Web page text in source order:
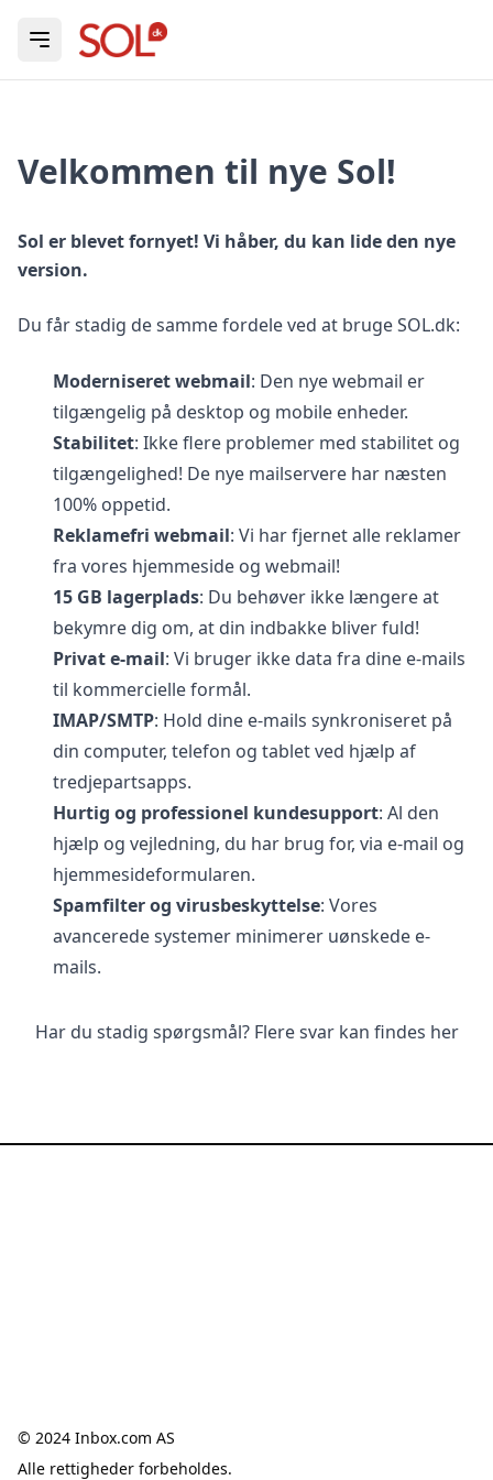
Open menu
Velkommen til nye Sol!
Sol er blevet fornyet! Vi håber, du kan lide den nye
version.
Du får stadig de samme fordele ved at bruge SOL.dk:
Moderniseret webmail: Den nye webmail er
tilgængelig på desktop og mobile enheder.
Stabilitet: Ikke flere problemer med stabilitet og
tilgængelighed! De nye mailservere har næsten
100% oppetid.
Reklamefri webmail: Vi har fjernet alle reklamer
fra vores hjemmeside og webmail!
15 GB lagerplads: Du behøver ikke længere at
bekymre dig om, at din indbakke bliver fuld!
Privat e-mail: Vi bruger ikke data fra dine e-mails
til kommercielle formål.
IMAP/SMTP: Hold dine e-mails synkroniseret på
din computer, telefon og tablet ved hjælp af
tredjepartsapps.
Hurtig og professionel kundesupport: Al den
hjælp og vejledning, du har brug for, via e-mail og
hjemmesideformularen.
Spamfilter og virusbeskyttelse: Vores
avancerede systemer minimerer uønskede e-
mails.
Har du stadig spørgsmål? Flere svar kan findes her
© 2024 Inbox.com AS
Alle rettigheder forbeholdes.